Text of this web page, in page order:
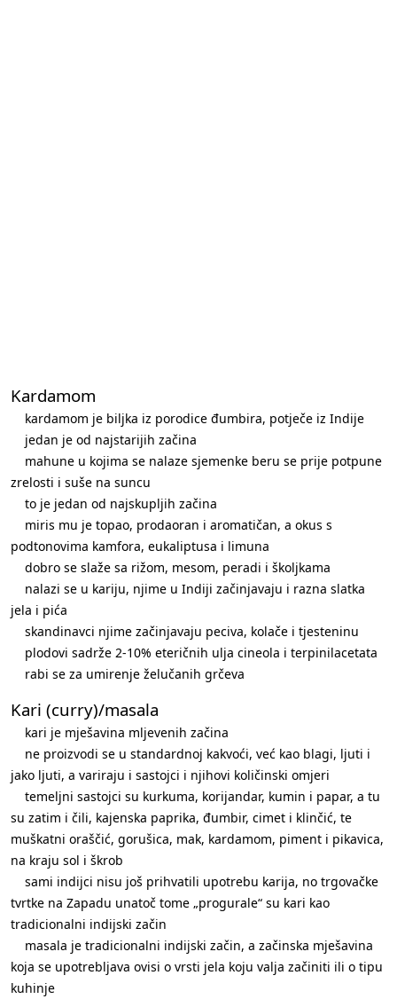
Kardamom
kardamom je biljka iz porodice đumbira, potječe iz Indije
jedan je od najstarijih začina
mahune u kojima se nalaze sjemenke beru se prije potpune
zrelosti i suše na suncu
to je jedan od najskupljih začina
miris mu je topao, prodaoran i aromatičan, a okus s
podtonovima kamfora, eukaliptusa i limuna
dobro se slaže sa rižom, mesom, peradi i školjkama
nalazi se u kariju, njime u Indiji začinjavaju i razna slatka
jela i pića
skandinavci njime začinjavaju peciva, kolače i tjesteninu
plodovi sadrže 2-10% eteričnih ulja cineola i terpinilacetata
rabi se za umirenje želučanih grčeva
Kari (curry)/masala
kari je mješavina mljevenih začina
ne proizvodi se u standardnoj kakvoći, već kao blagi, ljuti i
jako ljuti, a variraju i sastojci i njihovi količinski omjeri
temeljni sastojci su kurkuma, korijandar, kumin i papar, a tu
su zatim i čili, kajenska paprika, đumbir, cimet i klinčić, te
muškatni oraščić, gorušica, mak, kardamom, piment i pikavica,
na kraju sol i škrob
sami indijci nisu još prihvatili upotrebu karija, no trgovačke
tvrtke na Zapadu unatoč tome „progurale“ su kari kao
tradicionalni indijski začin
masala je tradicionalni indijski začin, a začinska mješavina
koja se upotrebljava ovisi o vrsti jela koju valja začiniti ili o tipu
kuhinje